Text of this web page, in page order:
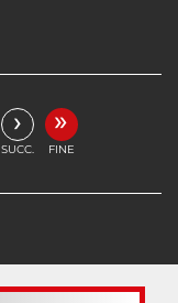
›
SUCC.
»
FINE